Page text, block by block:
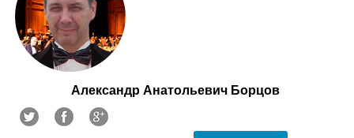
Александр Анатольевич Борцов